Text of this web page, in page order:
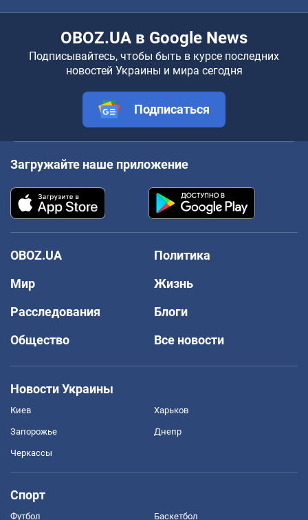
OBOZ.UA в Google News
Подписывайтесь, чтобы быть в курсе последних
новостей Украины и мира сегодня
Подписаться
Загружайте наше приложение
OBOZ.UA
Политика
Мир
Жизнь
Расследования
Блоги
Общество
Все новости
Новости Украины
Киев Харьков
Запорожье Днепр
Черкассы
Спорт
Футбол Баскетбол